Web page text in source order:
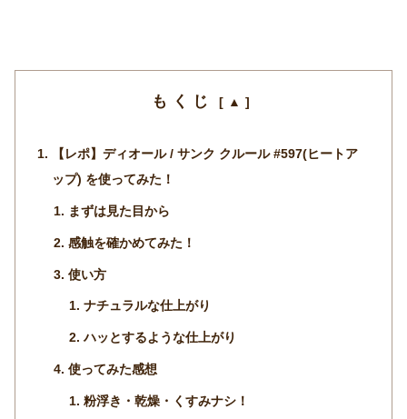
もくじ
【レポ】ディオール / サンク クルール #597(ヒートア
ップ) を使ってみた！
まずは見た目から
感触を確かめてみた！
使い方
ナチュラルな仕上がり
ハッとするような仕上がり
使ってみた感想
粉浮き・乾燥・くすみナシ！